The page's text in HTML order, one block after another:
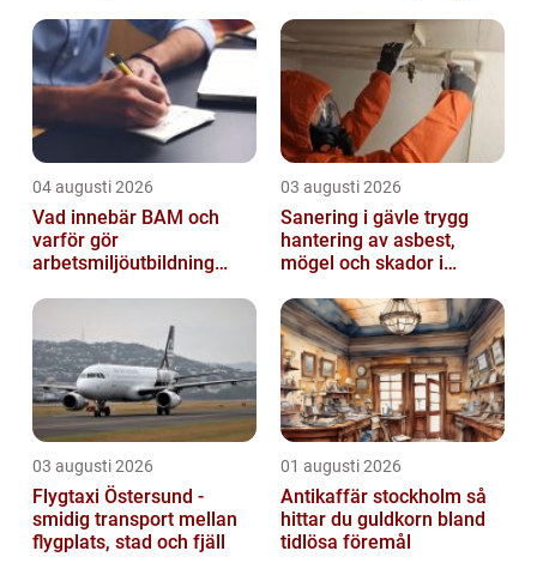
04 augusti 2026
Vad innebär BAM och
varför gör
arbetsmiljöutbildning
03 augusti 2026
Sanering i gävle trygg
hantering av asbest,
mögel och skador i
03 augusti 2026
Flygtaxi Östersund -
smidig transport mellan
flygplats, stad och fjäll
01 augusti 2026
Antikaffär stockholm så
hittar du guldkorn bland
tidlösa föremål